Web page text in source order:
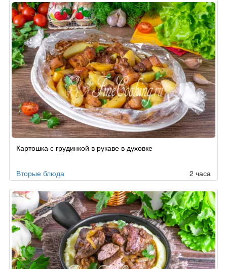
Картошка с грудинкой в рукаве в духовке
Вторые блюда 2 часа